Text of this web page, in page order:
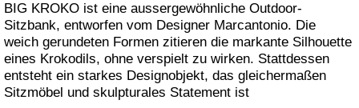
BIG KROKO ist eine aussergewöhnliche Outdoor-
Sitzbank, entworfen vom Designer Marcantonio. Die
weich gerundeten Formen zitieren die markante Silhouette
eines Krokodils, ohne verspielt zu wirken. Stattdessen
entsteht ein starkes Designobjekt, das gleichermaßen
Sitzmöbel und skulpturales Statement ist